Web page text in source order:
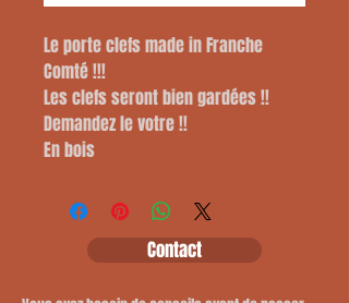
Le porte clefs made in Franche
Comté !!!
Les clefs seront bien gardées !!
Demandez le votre !!
En bois
Contact